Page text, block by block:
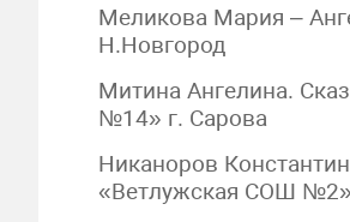
Меликова Мария –
Н.Новгород
Митина Ангелина.
№14» г. Сарова
Никаноров
«Ветлужская СОШ №2»